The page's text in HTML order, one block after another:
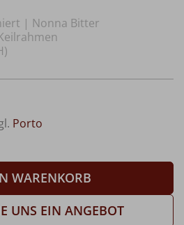
| Nonna Bitter
Porto
WARENKORB
UNS EIN ANGEBOT